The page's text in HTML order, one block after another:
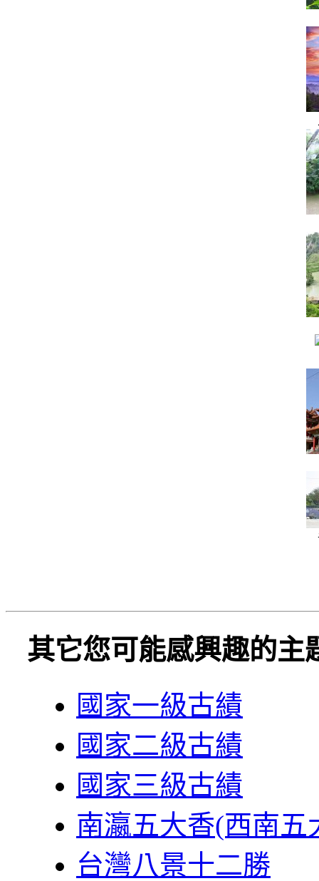
其它您可能感興趣的主
國家一級古績
國家二級古績
國家三級古績
南瀛五大香(西南五
台灣八景十二勝